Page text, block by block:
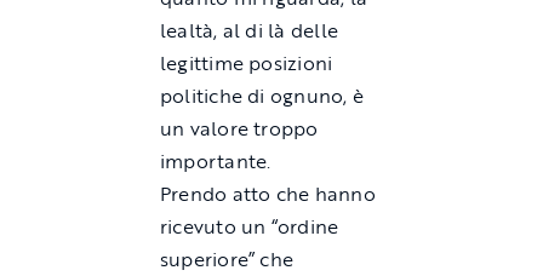
lealtà, al di là delle
legittime posizioni
politiche di ognuno, è
un valore troppo
importante.
Prendo atto che hanno
ricevuto un “ordine
superiore” che